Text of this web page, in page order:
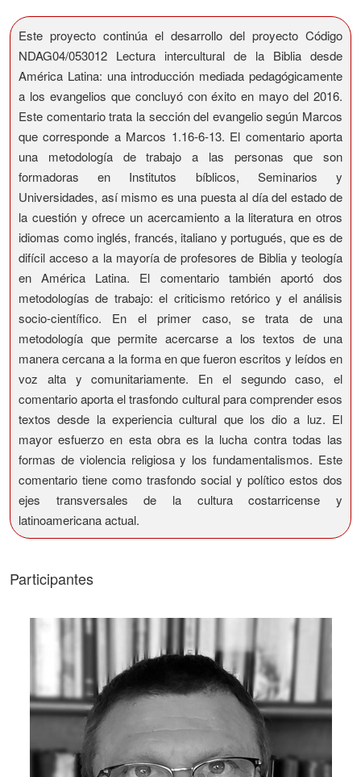
Este proyecto continúa el desarrollo del proyecto Código
NDAG04/053012 Lectura intercultural de la Biblia desde
América Latina: una introducción mediada pedagógicamente
a los evangelios que concluyó con éxito en mayo del 2016.
Este comentario trata la sección del evangelio según Marcos
que corresponde a Marcos 1.16-6-13. El comentario aporta
una metodología de trabajo a las personas que son
formadoras en Institutos bíblicos, Seminarios y
Universidades, así mismo es una puesta al día del estado de
la cuestión y ofrece un acercamiento a la literatura en otros
idiomas como inglés, francés, italiano y portugués, que es de
difícil acceso a la mayoría de profesores de Biblia y teología
en América Latina. El comentario también aportó dos
metodologías de trabajo: el criticismo retórico y el análisis
socio-científico. En el primer caso, se trata de una
metodología que permite acercarse a los textos de una
manera cercana a la forma en que fueron escritos y leídos en
voz alta y comunitariamente. En el segundo caso, el
comentario aporta el trasfondo cultural para comprender esos
textos desde la experiencia cultural que los dio a luz. El
mayor esfuerzo en esta obra es la lucha contra todas las
formas de violencia religiosa y los fundamentalismos. Este
comentario tiene como trasfondo social y político estos dos
ejes transversales de la cultura costarricense y
latinoamericana actual.
Participantes